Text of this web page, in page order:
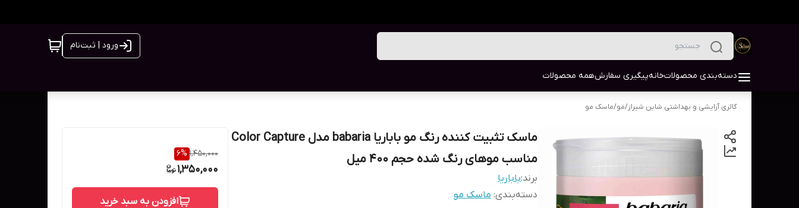
ورود | ثبت‌نام
دسته‌بندی محصولاتخانهپیگیری سفارشهمه محصولات
گالری آرایشی و بهداشتی شاین شیراز/مو/ماسک مو
ماسک تثبیت کننده رنگ مو باباریا babaria مدل Color Capture
مناسب موهای رنگ شده حجم 400 میل
برند:باباریا
دسته‌بندی: ماسک مو
1,450,000
6%
1,350,000
افزودن به سبد خرید